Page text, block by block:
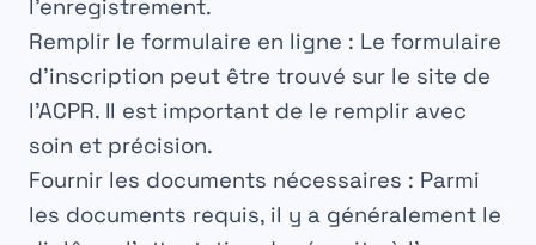
l’enregistrement.
Remplir le formulaire en ligne : Le formulaire
d’inscription peut être trouvé sur le site de
l’ACPR. Il est important de le remplir avec
soin et précision.
Fournir les documents nécessaires : Parmi
les documents requis, il y a généralement le